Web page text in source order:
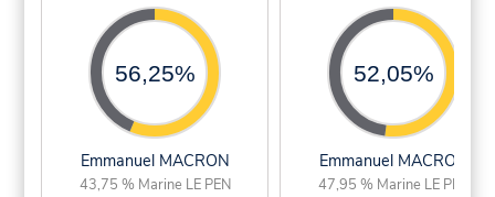
56,25%
Emmanuel MACRON
43,75 % Marine LE PEN
52,05%
Emmanuel MACRON
47,95 % Marine LE PEN